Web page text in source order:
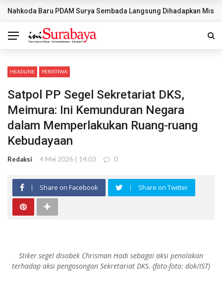
BREAKING NEWS
Nahkoda Baru PDAM Surya Sembada Langsung Dihadapkan Misi
HEADLINE PERISTIWA
Satpol PP Segel Sekretariat DKS,
Meimura: Ini Kemunduran Negara
dalam Memperlakukan Ruang-ruang
Kebudayaan
Redaksi 4 Mei 2026 | 14:03 0
Share on Facebook Share on Twitter
Stiker segel disobek Chrisman Hadi sebagai aksi penolakan
terhadap aksi pengosongan Sekretariat DKS. (foto-foto: dok/IST)